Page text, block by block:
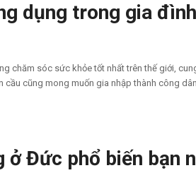
dụng trong gia
chăm sóc sức khỏe tốt nhất trên thế giới,
cầu cũng mong muốn gia nhập thành công
Đức phổ biến bạn